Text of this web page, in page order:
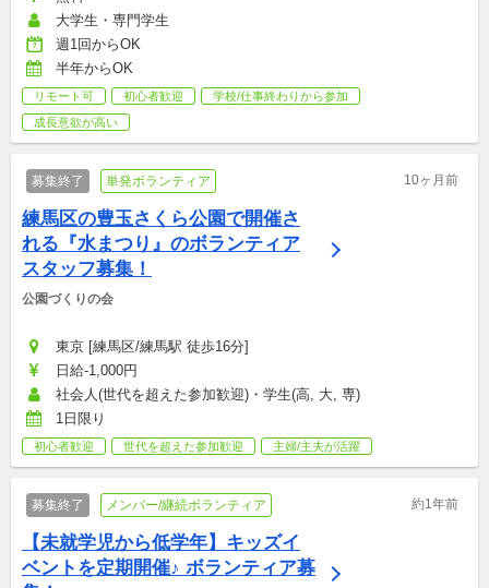
大学生・専門学生
週1回からOK
半年からOK
リモート可 初心者歓迎
学校/仕事終わりから参加
成長意欲が高い
募集終了 単発ボランティア 10ヶ月前
練馬区の豊玉さくら公園で開催さ
れる『水まつり』のボランティア
スタッフ募集！
公園づくりの会
東京 [練馬区/練馬駅 徒歩16分]
日給-1,000円
社会人(世代を超えた参加歓迎)・学生(高, 大, 専)
1日限り
初心者歓迎 世代を超えた参加歓迎 主婦/主夫が活躍
募集終了 メンバー/継続ボランティア 約1年前
【未就学児から低学年】キッズイ
ベントを定期開催♪ ボランティア募